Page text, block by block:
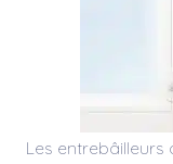
Les entrebâilleurs